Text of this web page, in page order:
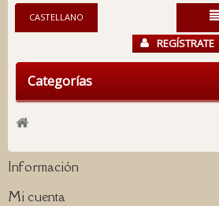
CASTELLANO
REGÍSTRATE
Categorías
Información
Mi cuenta